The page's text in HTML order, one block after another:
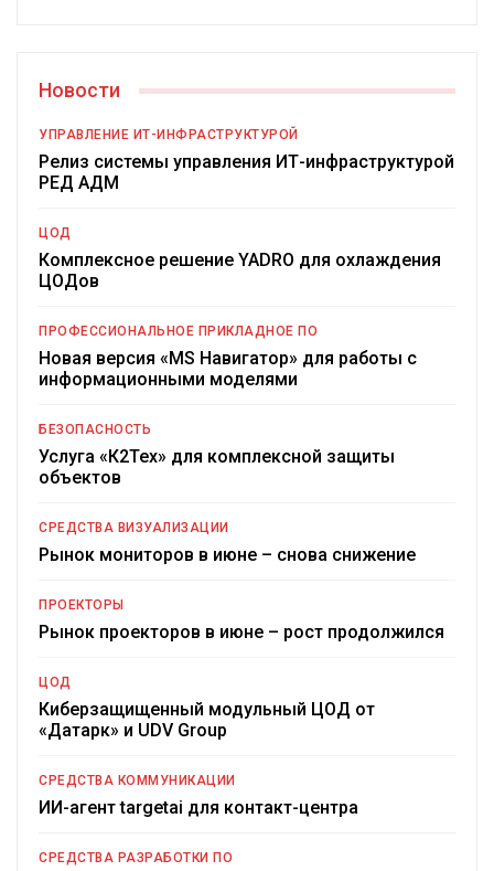
Новости
УПРАВЛЕНИЕ ИТ-ИНФРАСТРУКТУРОЙ
Релиз системы управления ИТ-инфраструктурой
РЕД АДМ
ЦОД
Комплексное решение YADRO для охлаждения
ЦОДов
ПРОФЕССИОНАЛЬНОЕ ПРИКЛАДНОЕ ПО
Новая версия «MS Навигатор» для работы с
информационными моделями
БЕЗОПАСНОСТЬ
Услуга «К2Тех» для комплексной защиты
объектов
СРЕДСТВА ВИЗУАЛИЗАЦИИ
Рынок мониторов в июне – снова снижение
ПРОЕКТОРЫ
Рынок проекторов в июне – рост продолжился
ЦОД
Киберзащищенный модульный ЦОД от
«Датарк» и UDV Group
СРЕДСТВА КОММУНИКАЦИИ
ИИ-агент targetai для контакт-центра
СРЕДСТВА РАЗРАБОТКИ ПО